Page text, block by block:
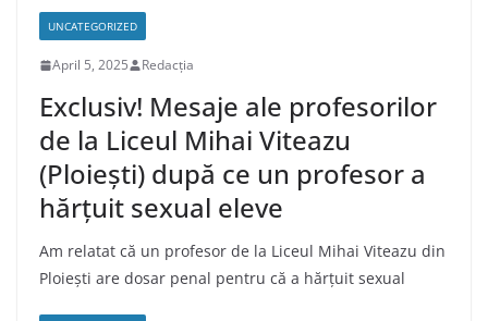
UNCATEGORIZED
April 5, 2025 Redacția
Exclusiv! Mesaje ale profesorilor
de la Liceul Mihai Viteazu
(Ploiești) după ce un profesor a
hărțuit sexual eleve
Am relatat că un profesor de la Liceul Mihai Viteazu din
Ploiești are dosar penal pentru că a hărțuit sexual